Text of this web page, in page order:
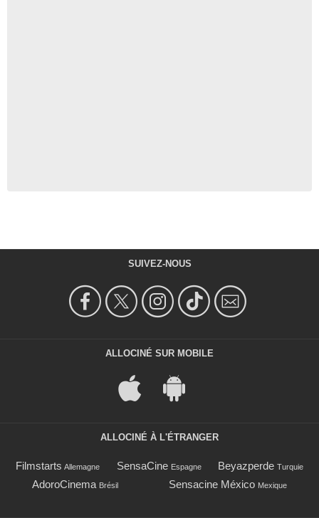
SUIVEZ-NOUS
ALLOCINÉ SUR MOBILE
ALLOCINÉ À L'ÉTRANGER
Filmstarts Allemagne SensaCine Espagne Beyazperde Turquie
AdoroCinema Brésil Sensacine México Mexique